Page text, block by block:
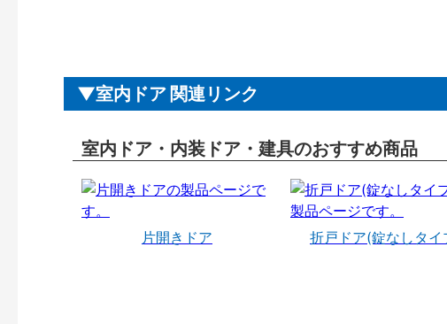
室内ドア 関連リンク
室内ドア・内装ドア・建具のおすすめ商品
片開きドア 折戸ドア(錠なしタイ